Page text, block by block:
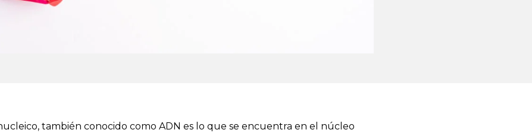
también conocido como ADN es lo que se encuentra en el núcleo